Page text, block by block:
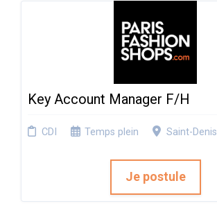
Key Account Manager F/H
CDI Temps plein Saint-Denis
Je postule